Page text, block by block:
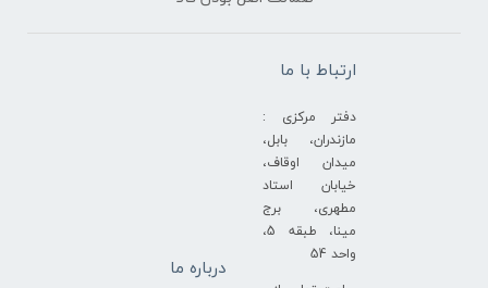
ارتباط با ما
دفتر مرکزی :
مازندران، بابل،
میدان اوقاف،
خیابان استاد
مطهری، برج
مینا، طبقه 5،
واحد 54
درباره ما